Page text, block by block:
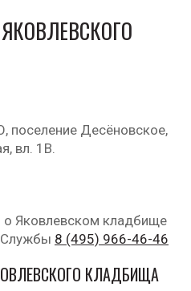
ЯКОВЛЕВСКОГО
поселение Десёновское,
вл. 1В.
Яковлевском кладбище
Службы 8 (495) 966-46-46
КЛАДБИЩА